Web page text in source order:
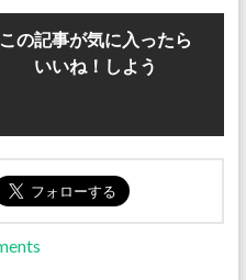
この記事が気に入ったら
いいね！しよう